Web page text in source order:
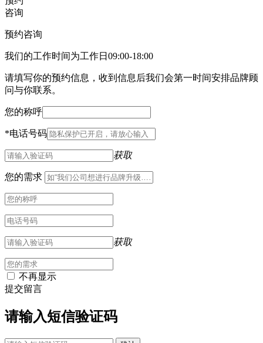
咨询
预约咨询
我们的工作时间为工作日09:00-18:00
请填写你的预约信息，收到信息后我们会第一时间安排品牌顾
问与你联系。
您的称呼
*电话号码
获取
您的需求
获取
不再显示
提交留言
请输入短信验证码